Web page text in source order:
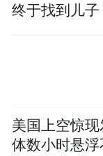
跑一场马，
城市建设成
光。舒适的
终于找到儿子
美国上空惊
体数小时悬